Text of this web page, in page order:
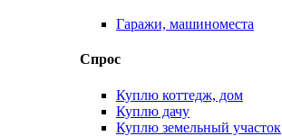
Гаражи, машиноместа
Спрос
Куплю коттедж, дом
Куплю дачу
Куплю земельный участок